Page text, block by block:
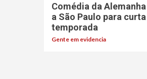
Comédia da
a São Paulo para curta
temporada
Gente em evidencia